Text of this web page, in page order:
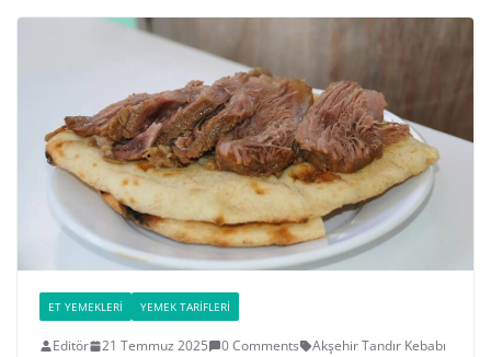
ET YEMEKLERI YEMEK TARIFLERI
Editör 21 Temmuz 2025 0 Comments Akşehir Tandır Kebabı